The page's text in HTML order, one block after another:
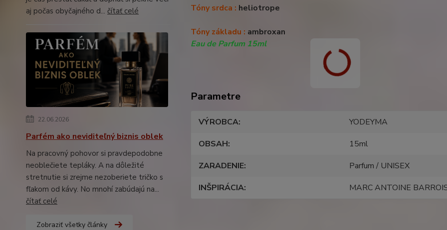
aj počas obyčajného d... čítať celé
22.06.2026
Parfém ako neviditeľný biznis oblek
Na pracovný pohovor si pravdepodobne
neoblečiete tepláky. A na dôležité
stretnutie si zrejme nezoberiete tričko s
fľakom od kávy. No mnohí zabúdajú na...
čítať celé
Zobraziť všetky články
Tóny srdca : heliotrope
Tóny základu : ambroxan
Eau de Parfum 15ml
Parametre
VÝROBCA
YODEYMA
OBSAH
15ml
ZARADENIE
Parfum / UNISEX
INŠPIRÁCIA
MARC ANTOINE